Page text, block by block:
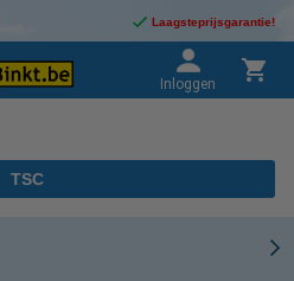
Laagsteprijsgarantie!
Inloggen
TSC